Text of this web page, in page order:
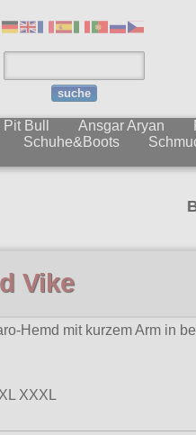
suche
Pit Bull Ansgar Aryan
Schuhe&Boots
Vike
Hemd mit kurzem Arm in
XXXL